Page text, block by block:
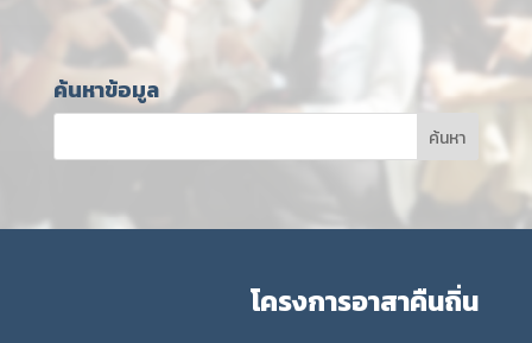
ค้นหาข้อมูล
โครงการอาสาคืนถิ่น